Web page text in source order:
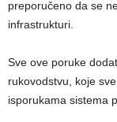
preporučeno da se
infrastrukturi.
Sve ove poruke
rukovodstvu, koje
isporukama sistema